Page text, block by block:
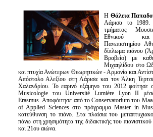
Η Θάλεια
Λάρισα το 1989.
τμήματος
Εθνικού και
Πανεπιστημίου
δίπλωμα πιάνου
Βραβείο) με
Μιχαηλίδου στο
και πτυχία Ανώτερων Θεωρητικών - Αρμονία και
Απόστολο Αλεξίου στη Λάρισα και τον Άλκη
Χαλανδρίου. Το εαρινό εξάμηνο του 2012
Musicologie του Université Lumière Lyon II
Erasmus. Αποφόιτησε από το Conservatorium του
of Applied Sciences στο πρόγραμμα Master in
κατεύθυνση το πιάνο. Στα πλαίσια του
πάνω στη χρησιμότητα της διδακτικής του
και 21ου αιώνα.